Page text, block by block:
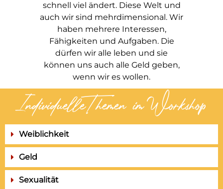
schnell viel ändert. Diese Welt und
auch wir sind mehrdimensional. Wir
haben mehrere Interessen,
Fähigkeiten und Aufgaben. Die
dürfen wir alle leben und sie
können uns auch alle Geld geben,
wenn wir es wollen.
IndividuelleThemen im Workshop
Weiblichkeit
Geld
Sexualität